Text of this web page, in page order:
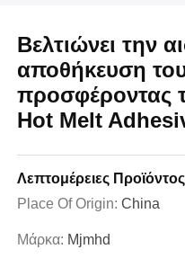
Βελτιώνει την
αποθήκευση
προσφέροντας
Hot Melt
Λεπτομέρειες Προϊόντος
Place Of Origin: China
Μάρκα: Mjmhd